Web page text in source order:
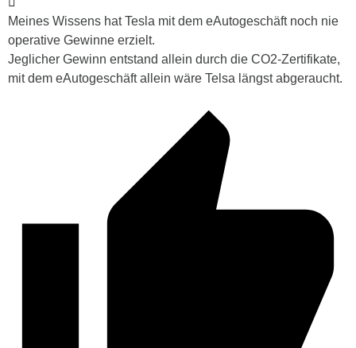
Meines Wissens hat Tesla mit dem eAutogeschäft noch nie
operative Gewinne erzielt.
Jeglicher Gewinn entstand allein durch die CO2-Zertifikate,
mit dem eAutogeschäft allein wäre Telsa längst abgeraucht.